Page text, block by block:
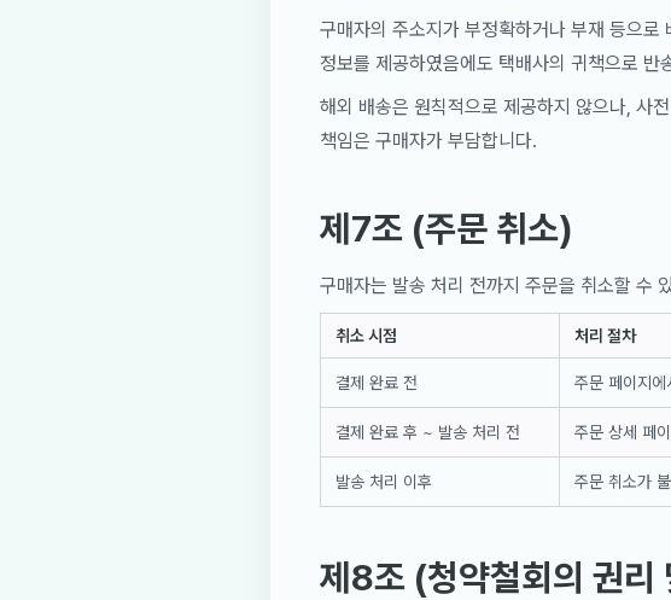
구매자의 주소지가 부정확하거나 부재 등으
정보를 제공하였음에도 택배사의 귀책으로
해외 배송은 원칙적으로 제공하지 않으나, 사
책임은 구매자가 부담합니다.
제7조 (주문 취소)
구매자는 발송 처리 전까지 주문을 취소할 수
취소 시점 처리 절차
결제 완료 전 주문 페이지
결제 완료 후 ~ 발송 처리 전 주문 상세 페
발송 처리 이후 주문 취소가
제8조 (청약철회의 권리